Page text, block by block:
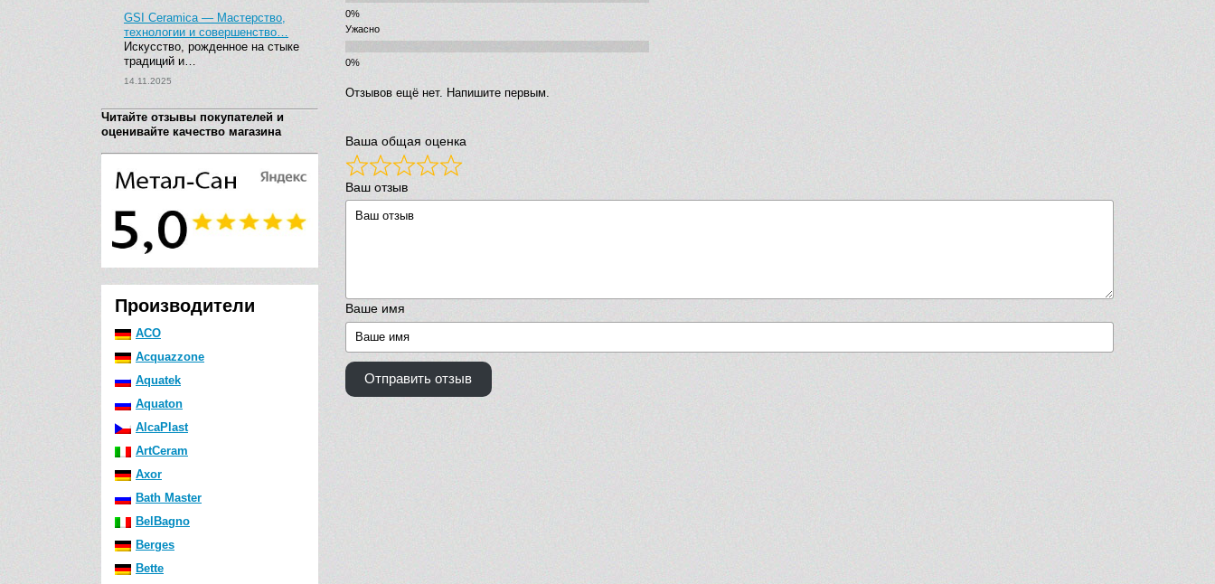
GSI Ceramica — Мастерство,
технологии и совершенство…
Искусство, рожденное на стыке
традиций и…
14.11.2025
Читайте отзывы покупателей и
оценивайте качество магазина
Производители
ACO
Acquazzone
Aquatek
Aquaton
AlcaPlast
ArtCeram
Axor
Bath Master
BelBagno
Berges
Bette
Ужасно
Отзывов ещё нет. Напишите первым.
Ваша общая оценка
Ваш отзыв
Ваше имя
Отправить отзыв